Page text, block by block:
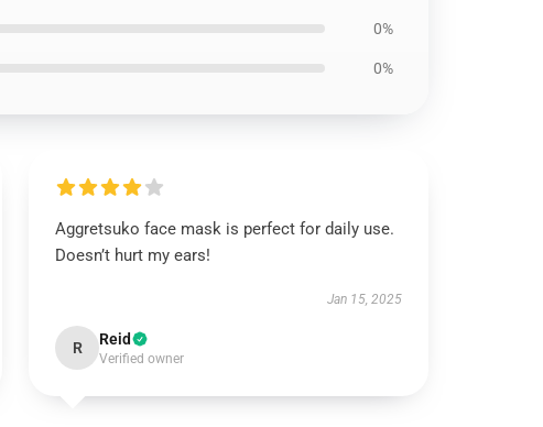
0%
0%
Aggretsuko face mask is perfect for daily use.
Doesn’t hurt my ears!
Jan 15, 2025
R Reid
Verified owner